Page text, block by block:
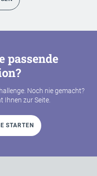
passende
Noch nie gemacht?
Ihnen zur Seite.
STARTEN